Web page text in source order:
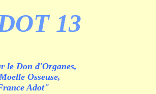
le Don d'Organes,
Osseuse,
Adot"
13